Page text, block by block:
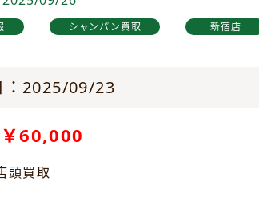
シャンパン買取 新宿店
2025/09/23
￥60,000
頭買取